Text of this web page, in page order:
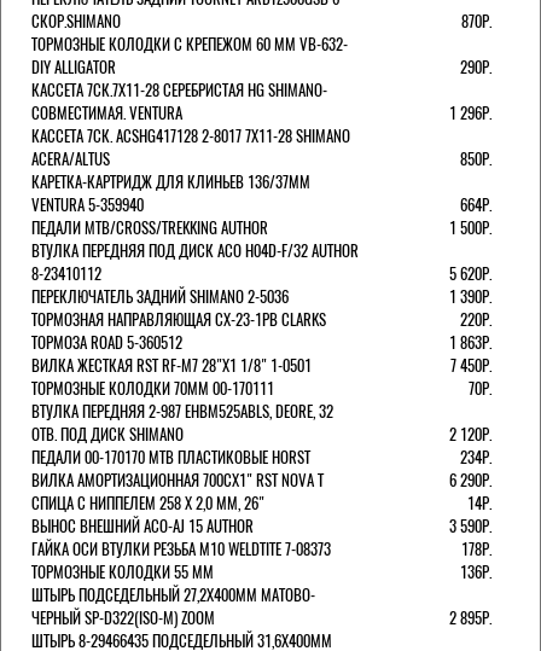
СКОР.SHIMANO
870Р.
ТОРМОЗНЫЕ КОЛОДКИ С КРЕПЕЖОМ 60 ММ VB-632-
DIY ALLIGATOR
290Р.
КАССЕТА 7СК.7Х11-28 СЕРЕБРИСТАЯ HG SHIMANO-
СОВМЕСТИМАЯ. VENTURA
1 296Р.
КАССЕТА 7СК. ACSHG417128 2-8017 7Х11-28 SHIMANO
ACERA/ALTUS
850Р.
КАРЕТКА-КАРТРИДЖ ДЛЯ КЛИНЬЕВ 136/37ММ
VENTURA 5-359940
664Р.
ПЕДАЛИ MTB/CROSS/TREKKING AUTHOR
1 500Р.
ВТУЛКА ПЕРЕДНЯЯ ПОД ДИСК ACO H04D-F/32 AUTHOR
8-23410112
5 620Р.
ПЕРЕКЛЮЧАТЕЛЬ ЗАДНИЙ SHIMANO 2-5036
1 390Р.
ТОРМОЗНАЯ НАПРАВЛЯЮЩАЯ CX-23-1PB CLARKS
220Р.
ТОРМОЗА ROAD 5-360512
1 863Р.
ВИЛКА ЖЕСТКАЯ RST RF-M7 28"Х1 1/8" 1-0501
7 450Р.
ТОРМОЗНЫЕ КОЛОДКИ 70ММ 00-170111
70Р.
ВТУЛКА ПЕРЕДНЯЯ 2-987 EHBM525ABLS, DEORE, 32
ОТВ. ПОД ДИСК SHIMANO
2 120Р.
ПЕДАЛИ 00-170170 МТВ ПЛАСТИКОВЫЕ HORST
234Р.
ВИЛКА АМОРТИЗАЦИОННАЯ 700СХ1" RST NOVA T
6 290Р.
СПИЦА С НИППЕЛЕМ 258 Х 2,0 ММ, 26"
14Р.
ВЫНОС ВНЕШНИЙ ACO-AJ 15 AUTHOR
3 590Р.
ГАЙКА ОСИ ВТУЛКИ РЕЗЬБА М10 WELDTITE 7-08373
178Р.
ТОРМОЗНЫЕ КОЛОДКИ 55 ММ
136Р.
ШТЫРЬ ПОДСЕДЕЛЬНЫЙ 27,2Х400ММ МАТОВО-
ЧЕРНЫЙ SP-D322(ISO-M) ZOOM
2 895Р.
ШТЫРЬ 8-29466435 ПОДСЕДЕЛЬНЫЙ 31,6X400ММ